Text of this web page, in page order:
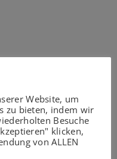
Website, um
zu bieten, indem wir
Besuche
klicken,
von ALLEN